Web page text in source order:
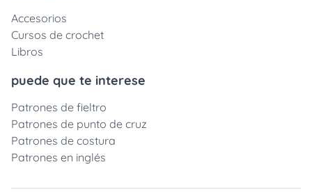
Accesorios
Cursos de crochet
Libros
puede que te interese
Patrones de fieltro
Patrones de punto de cruz
Patrones de costura
Patrones en inglés